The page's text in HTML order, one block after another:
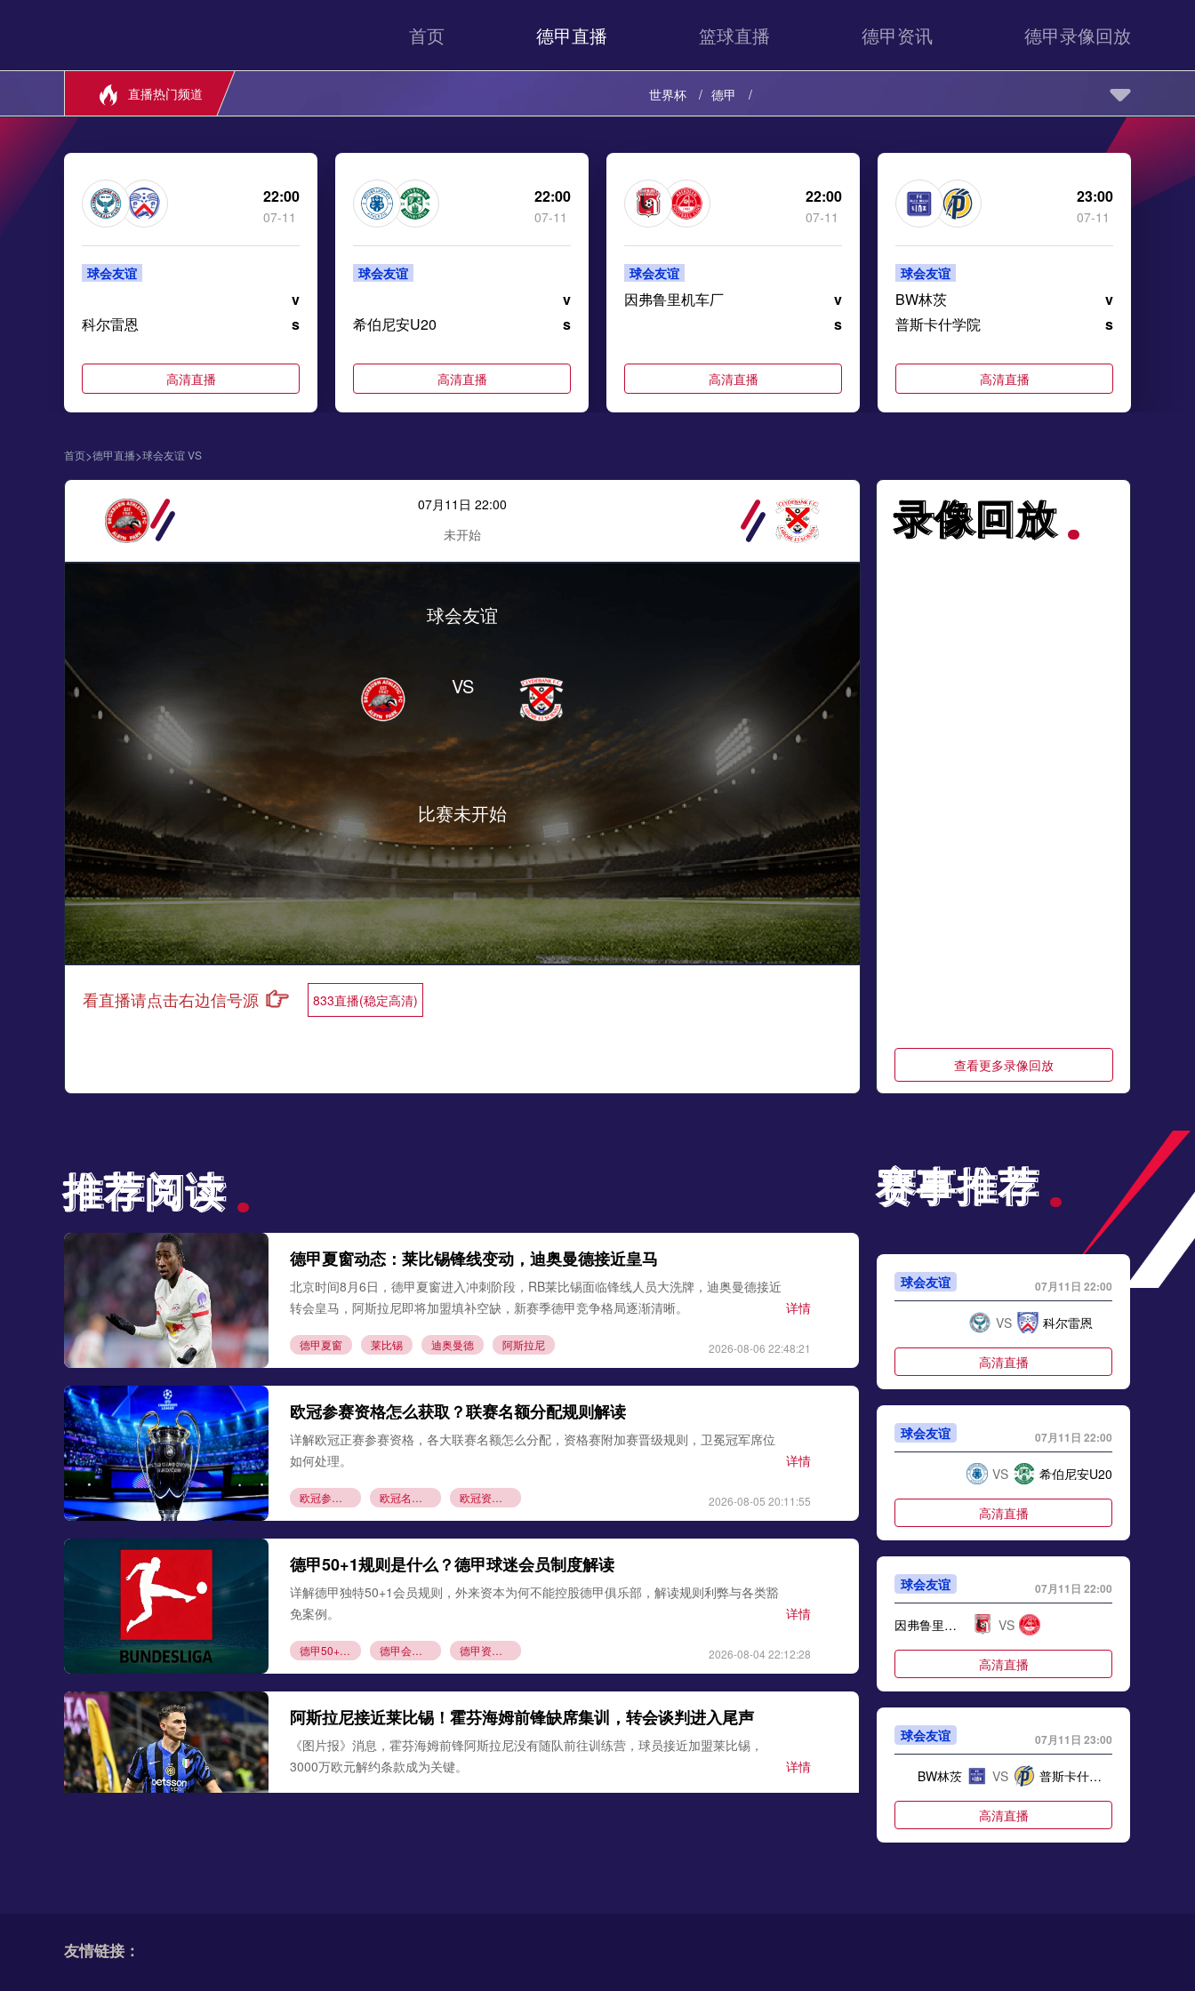
首页 德甲直播 篮球直播 德甲资讯 德甲录像回放
直播热门频道 世界杯 德甲
22:00
07-11
球会友谊
v
科尔雷恩
s
高清直播
22:00
07-11
球会友谊
v
希伯尼安U20
s
高清直播
22:00
07-11
球会友谊
因弗鲁里机车厂
v
s
高清直播
23:00
07-11
球会友谊
BW林茨
v
普斯卡什学院
s
高清直播
首页>德甲直播>球会友谊 VS
07月11日 22:00
未开始
球会友谊
VS
比赛未开始
看直播请点击右边信号源 833直播(稳定高清)
录像回放
录像回放
查看更多录像回放
推荐阅读
推荐阅读
德甲夏窗动态：莱比锡锋线变动，迪奥曼德接近皇马
北京时间8月6日，德甲夏窗进入冲刺阶段，RB莱比锡面临锋线人员大洗牌，迪奥曼德接近
转会皇马，阿斯拉尼即将加盟填补空缺，新赛季德甲竞争格局逐渐清晰。
详情
德甲夏窗 莱比锡 迪奥曼德 阿斯拉尼 2026-08-06 22:48:21
欧冠参赛资格怎么获取？联赛名额分配规则解读
详解欧冠正赛参赛资格，各大联赛名额怎么分配，资格赛附加赛晋级规则，卫冕冠军席位
如何处理。
详情
欧冠参赛资格 欧冠名额分配 欧冠资格赛规则 2026-08-05 20:11:55
德甲50+1规则是什么？德甲球迷会员制度解读
详解德甲独特50+1会员规则，外来资本为何不能控股德甲俱乐部，解读规则利弊与各类豁
免案例。
详情
德甲50+1规则 德甲会员制 德甲资本规则 2026-08-04 22:12:28
阿斯拉尼接近莱比锡！霍芬海姆前锋缺席集训，转会谈判进入尾声
《图片报》消息，霍芬海姆前锋阿斯拉尼没有随队前往训练营，球员接近加盟莱比锡，
3000万欧元解约条款成为关键。
详情
赛事推荐
赛事推荐
球会友谊 07月11日 22:00
VS 科尔雷恩
高清直播
球会友谊 07月11日 22:00
VS 希伯尼安U20
高清直播
球会友谊 07月11日 22:00
因弗鲁里机车厂 VS
高清直播
球会友谊 07月11日 23:00
BW林茨 VS 普斯卡什学院
高清直播
友情链接：